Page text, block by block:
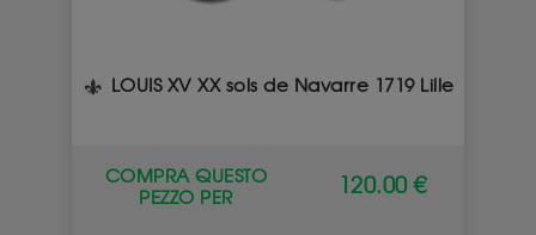
LOUIS XV XX sols de Navarre 1719 Lille
COMPRA QUESTO
PEZZO PER
120.00 €